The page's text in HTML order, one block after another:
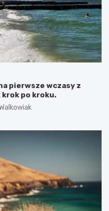
pierwsze wczasy z
po kroku.